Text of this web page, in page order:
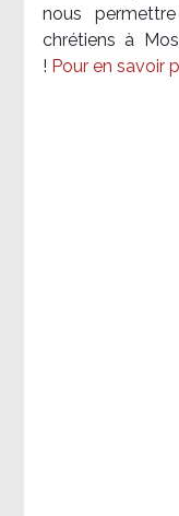
nous
chrétiens à
! Pour en savoir